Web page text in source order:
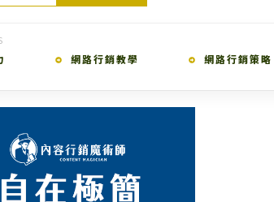
網路行銷教學 網路行銷策略